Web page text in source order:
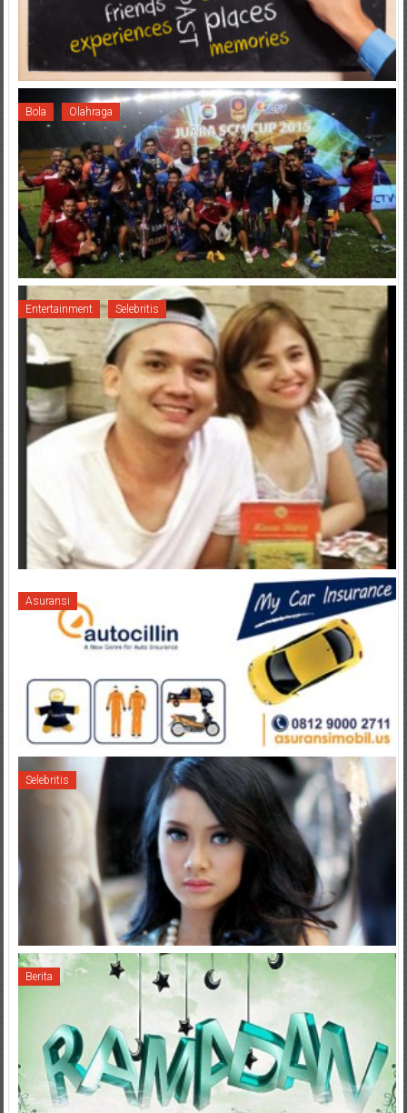
Bola Olahraga
Entertainment Selebritis
Asuransi
Selebritis
Berita